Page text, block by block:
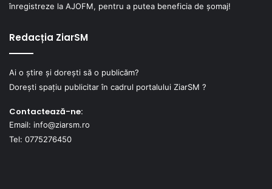
înregistreze la AJOFM, pentru a putea beneficia de șomaj!
Redacția ZiarSM
Ai o știre și dorești să o publicăm?
Dorești spațiu publicitar în cadrul portalului ZiarSM ?
Contactează-ne:
Email: info@ziarsm.ro
Tel: 0775276450